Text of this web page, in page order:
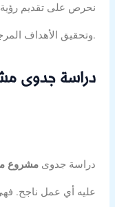
نحرص على تقديم
وتحقيق الأهداف المرجوة.
دراسة جدوى
دراسة جدوى مشروع
عليه أي عمل ناجح.